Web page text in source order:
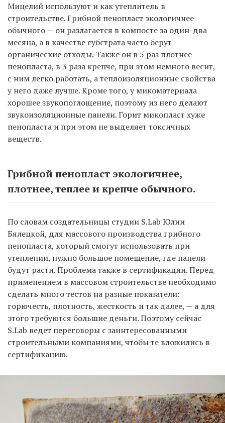
Мицелий используют и как утеплитель в
строительстве. Грибной пенопласт экологичнее
обычного — он разлагается в компосте за один-два
месяца, а в качестве субстрата часто берут
органические отходы. Также он в 5 раз плотнее
пенопласта, в 3 раза крепче, при этом немного весит,
с ним легко работать, а теплоизоляционные свойства
у него даже лучше. Кроме того, у микоматериала
хорошее звукопоглощение, поэтому из него делают
звукоизоляционные панели. Горит микопласт хуже
пенопласта и при этом не выделяет токсичных
веществ.
Грибной пенопласт экологичнее,
плотнее, теплее и крепче обычного.
По словам создательницы студии S.Lab Юлии
Бялецкой, для массового производства грибного
пенопласта, который смогут использовать при
утеплении, нужно большое помещение, где панели
будут расти. Проблема также в сертификации. Перед
применением в массовом строительстве необходимо
сделать много тестов на разные показатели:
горючесть, плотность, жесткость и так далее, — а для
этого требуются большие деньги. Поэтому сейчас
S.Lab ведет переговоры с заинтересованными
строительными компаниями, чтобы те вложились в
сертификацию.